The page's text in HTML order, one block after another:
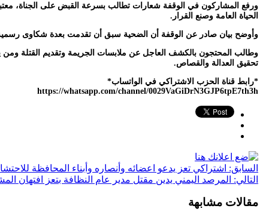
ورفع المشاركون في الوقفة شعارات تطالب بسرعة القبض على الجناة،
الحياة العامة وصنع القرار.
وأوضح بيان صادر عن الوقفة أن الضحية سبق أن تقدمت بعدة شكاوى رسمية
وطالب المحتجون بالكشف العاجل عن ملابسات الجريمة وتقديم القتلة
تحقيق العدالة والقصاص.
*رابط قناة الحزب الاشتراكي في الواتساب*
https://whatsapp.com/channel/0029VaGiDrN3GJP6tpE7th3h
السابق: اشتراكي تعز يدعو اعضائه وأنصاره وأبناء المحافظة
التالي: المرصد اليمني يدين مقتل مدير عام النظافة بتعز افتهان
مقالات مشابهة